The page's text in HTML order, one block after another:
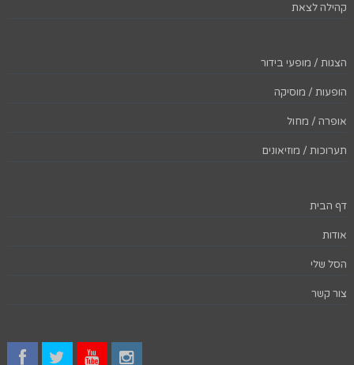
קהילה לצאת
הצגות / מופעי בידור
הופעות / מוסיקה
אופרה / מחול
תערוכות / מוזיאונים
דף הבית
אודות
הסל שלי
צור קשר